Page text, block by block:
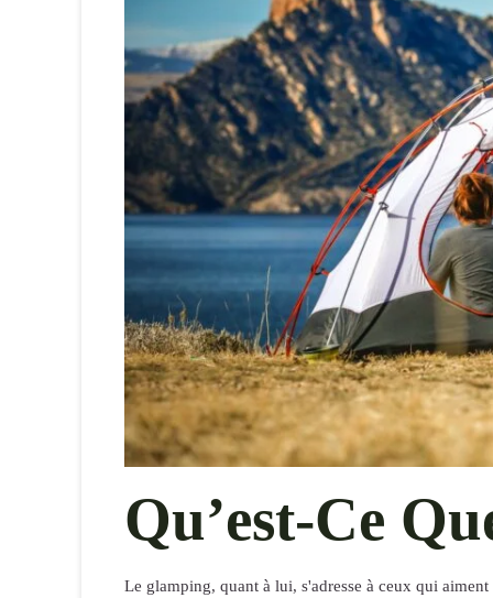
Qu’est-Ce
Le glamping, quant à lui, s'adresse à ceux qui